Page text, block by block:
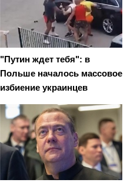
"Путин ждет тебя": в
Польше началось массовое
избиение украинцев